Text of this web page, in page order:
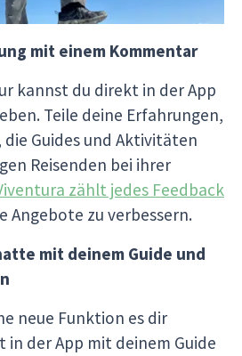
mit einem Kommentar
kannst du direkt in der App
Teile deine Erfahrungen,
Guides und Aktivitäten
Reisenden bei ihrer
zählt jedes Feedback
Angebote zu verbessern.
mit deinem Guide und
neue Funktion es dir
der App mit deinem Guide